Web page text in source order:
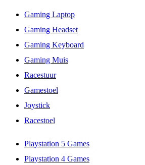
Gaming Laptop
Gaming Headset
Gaming Keyboard
Gaming Muis
Racestuur
Gamestoel
Joystick
Racestoel
Playstation 5 Games
Playstation 4 Games